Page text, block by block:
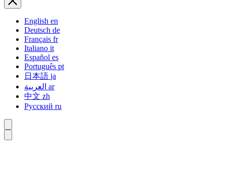
English en
Deutsch de
Français fr
Italiano it
Español es
Português pt
日本語 ja
ar
中文 zh
Русский ru